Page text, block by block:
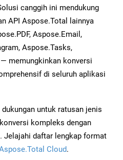
canggih ini mendukung
API Aspose.Total lainnya
Aspose.Email,
Aspose.Tasks,
memungkinkan konversi
di seluruh aplikasi
untuk ratusan jenis
kompleks dengan
daftar lengkap format
Cloud.